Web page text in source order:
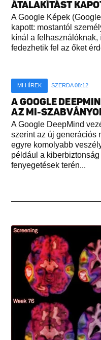
ÁTALAKÍTÁST
A Google Képek
kapott: mostantól
kínál a
fedezhetik fel az őket
MI HÍREK SZERDA 08:12
A GOOGLE
AZ MI-
A Google DeepMind
szerint az új generációs
egyre komolyabb
például a
fenyegetések terén...